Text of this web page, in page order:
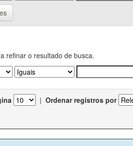
refinar o resultado de busca.
| Ordenar registros por